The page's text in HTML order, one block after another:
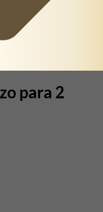
para 2